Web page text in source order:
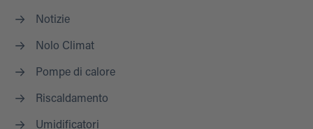
Notizie
Nolo Climat
Pompe di calore
Riscaldamento
Umidificatori